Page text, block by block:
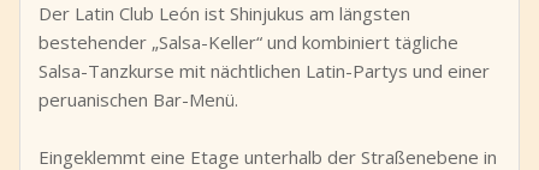
Der Latin Club León ist Shinjukus am längsten
bestehender „Salsa-Keller“ und kombiniert tägliche
Salsa-Tanzkurse mit nächtlichen Latin-Partys und einer
peruanischen Bar-Menü.
Eingeklemmt eine Etage unterhalb der Straßenebene in